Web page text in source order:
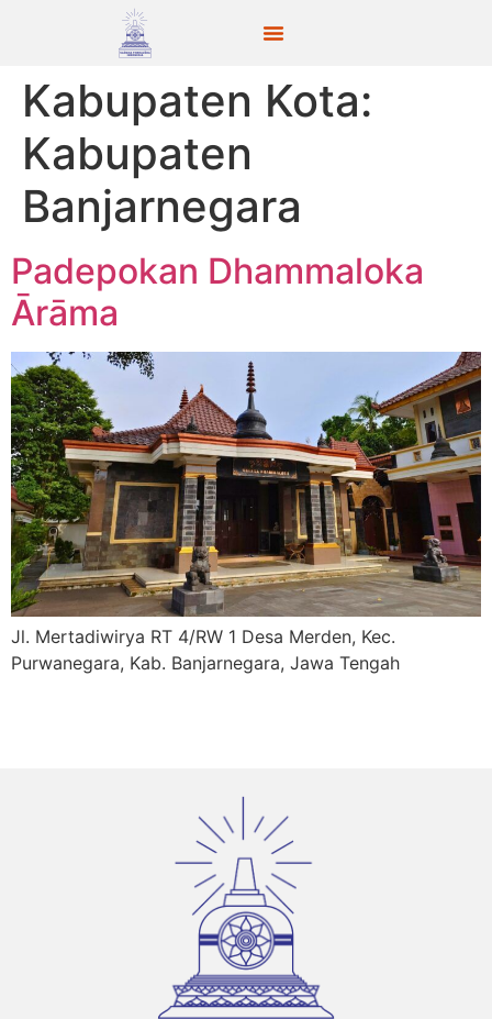
Kabupaten Kota:
Kabupaten
Banjarnegara
Padepokan Dhammaloka
Ārāma
Jl. Mertadiwirya RT 4/RW 1 Desa Merden, Kec.
Purwanegara, Kab. Banjarnegara, Jawa Tengah